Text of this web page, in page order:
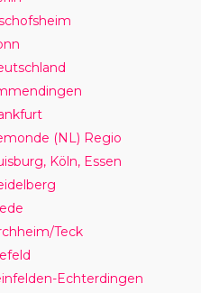
(NL) Regio
Köln, Essen
Teck
Echterdingen